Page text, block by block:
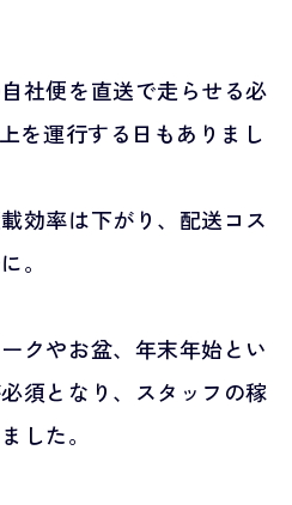
社便を直送で走らせる必
を運行する日もありまし
効率は下がり、配送コス
。
クやお盆、年末年始とい
須となり、スタッフの稼
した。